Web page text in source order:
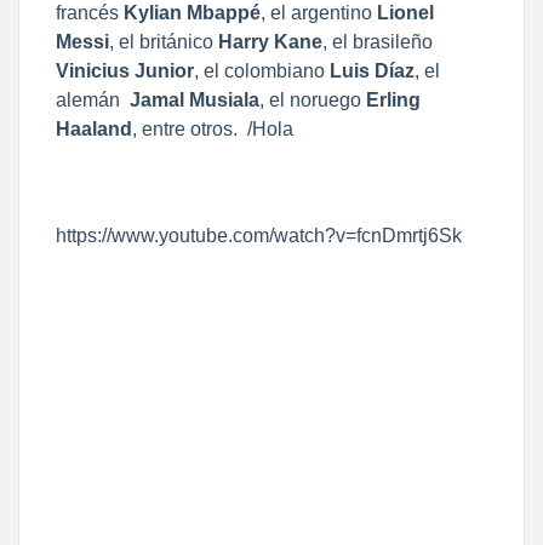
francés Kylian Mbappé, el argentino Lionel
Messi, el británico Harry Kane, el brasileño
Vinicius Junior, el colombiano Luis Díaz, el
alemán Jamal Musiala, el noruego Erling
Haaland , entre otros. /Hola
https://www.youtube.com/watch?v=fcnDmrtj6Sk